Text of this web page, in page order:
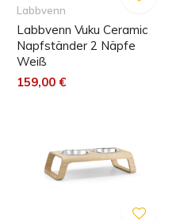
Labbvenn
Labbvenn Vuku Ceramic
Napfständer 2 Näpfe
Weiß
159,00 €